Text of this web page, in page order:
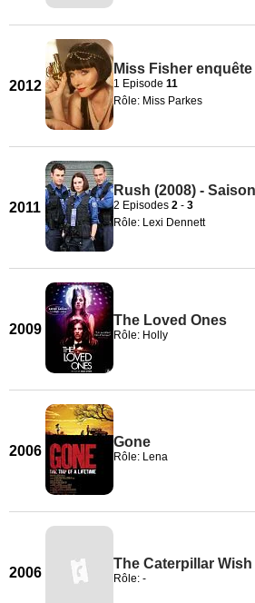
2012
Miss Fisher
1 Episode 11
Rôle: Miss Parkes
2011
Rush (2008) -
2 Episodes 2 - 3
Rôle: Lexi Dennett
2009
The Loved Ones
Rôle: Holly
2006
Gone
Rôle: Lena
2006
The Caterpillar Wish
Rôle: -